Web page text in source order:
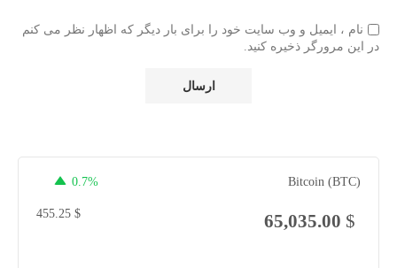
نام ، ایمیل و وب سایت خود را برای بار دیگر که اظهار نظر می کنم
در این مرورگر ذخیره کنید.
Bitcoin (BTC)
0.7%
$
65,035.00
$
455.25